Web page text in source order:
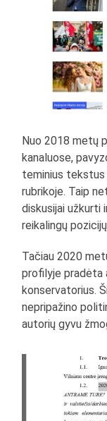
Nuo 2018 metų
kanaluose,
teminius
rubrikoje. Taip
diskusijai užkurti
reikalingų
Tačiau 2020
profilyje pradėta
konservatorius.
nepripažino
autorių gyvu